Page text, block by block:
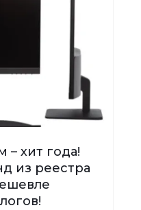
хит года!
из реестра